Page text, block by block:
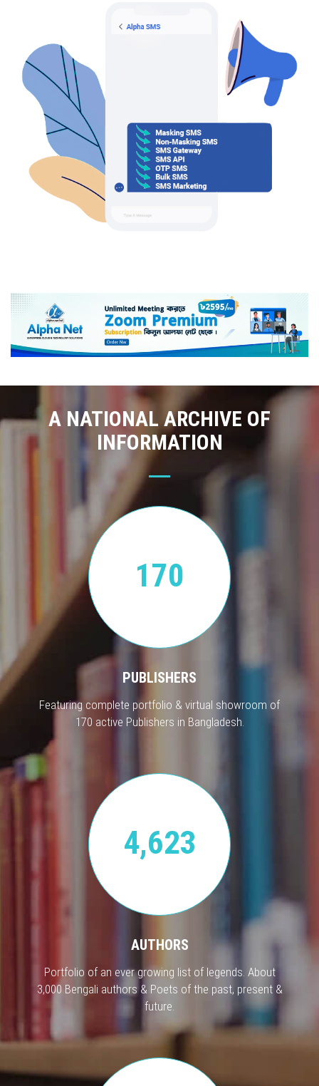
A NATIONAL ARCHIVE OF
INFORMATION
170
PUBLISHERS
Featuring complete portfolio & virtual showroom of
170 active Publishers in Bangladesh.
4,623
AUTHORS
Portfolio of an ever growing list of legends. About
3,000 Bengali authors & Poets of the past, present &
future.